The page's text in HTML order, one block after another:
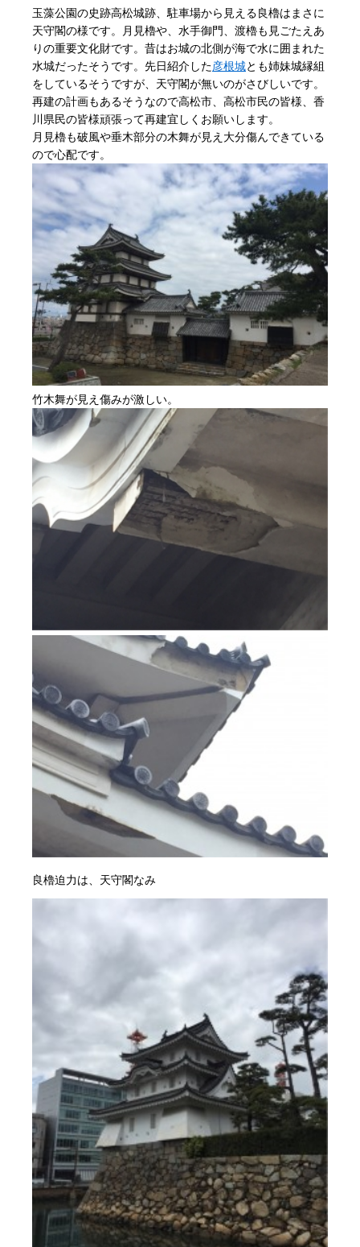
玉藻公園の史跡高松城跡、駐車場から見える良櫓はまさに
天守閣の様です。月見櫓や、水手御門、渡櫓も見ごたえあ
りの重要文化財です。昔はお城の北側が海で水に囲まれた
水城だったそうです。先日紹介した彦根城とも姉妹城縁組
をしているそうですが、天守閣が無いのがさびしいです。
再建の計画もあるそうなので高松市、高松市民の皆様、香
川県民の皆様頑張って再建宜しくお願いします。
月見櫓も破風や垂木部分の木舞が見え大分傷んできている
ので心配です。
竹木舞が見え傷みが激しい。
良櫓迫力は、天守閣なみ